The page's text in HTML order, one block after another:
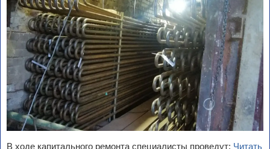
В ходе капитального ремонта специалисты проведут: Читать